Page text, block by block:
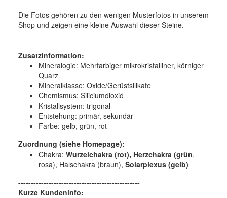
Die Fotos gehören zu den wenigen Musterfotos in unserem
Shop und zeigen eine kleine Auswahl dieser Steine.
Zusatzinformation:
Mineralogie: Mehrfarbiger mikrokristalliner, körniger
Quarz
Mineralklasse: Oxide/Gerüstsilikate
Chemismus: Siliciumdioxid
Kristallsystem: trigonal
Entstehung: primär, sekundär
Farbe: gelb, grün, rot
Zuordnung (siehe Homepage):
Chakra: Wurzelchakra (rot), Herzchakra (grün,
rosa), Halschakra (braun), Solarplexus (gelb)
------------------------------------------------
Kurze Kundeninfo: